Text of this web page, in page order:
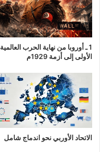
1 ـ أوروبا من نهاية الحرب العالمية
الأولى إلى أزمة 1929م
الاتحاد الأوربي نحو اندماج شامل